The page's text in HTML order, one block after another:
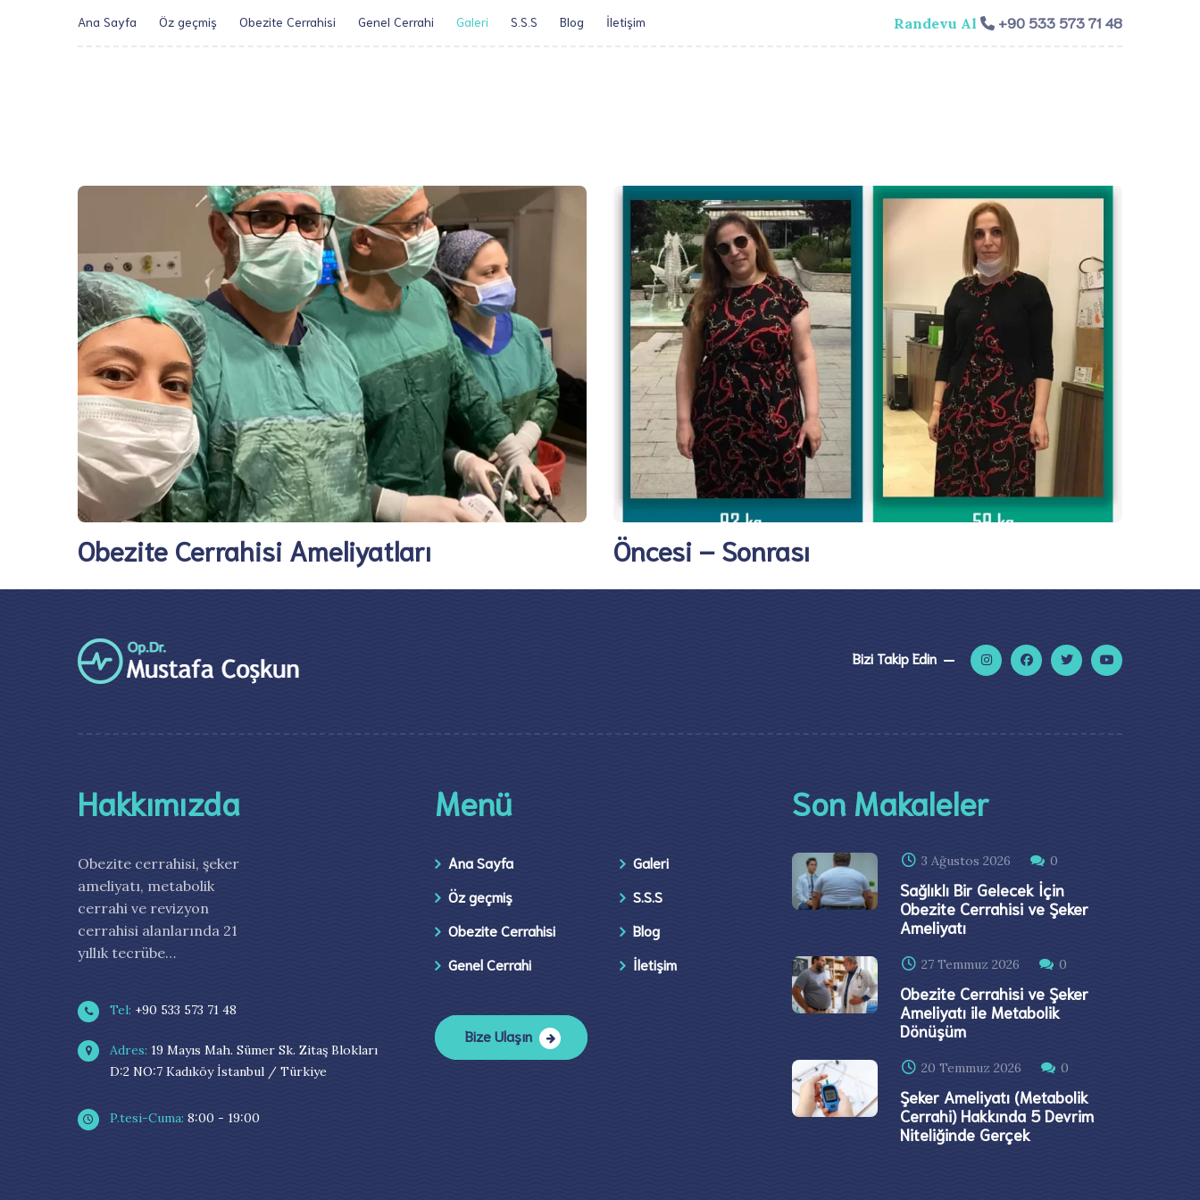
Ana Sayfa Öz geçmiş Obezite Cerrahisi Genel Cerrahi Galeri S.S.S Blog İletişim​ Randevu Al +90 533 573 71 48
Obezite Cerrahisi Ameliyatları Öncesi – Sonrası
Bizi Takip Edin
Hakkımızda
Obezite cerrahisi, şeker
ameliyatı, metabolik
cerrahi ve revizyon
cerrahisi alanlarında 21
yıllık tecrübe…
Tel: +90 533 573 71 48
Adres: 19 Mayıs Mah. Sümer Sk. Zitaş Blokları
D:2 NO:7 Kadıköy İstanbul / Türkiye
P.tesi-Cuma: 8:00 - 19:00
Menü
Ana Sayfa
Öz geçmiş
Obezite Cerrahisi
Genel Cerrahi
Galeri
S.S.S
Blog
İletişim​
Bize Ulaşın
Son Makaleler
3 Ağustos 2026 0
Sağlıklı Bir Gelecek İçin
Obezite Cerrahisi ve Şeker
Ameliyatı
27 Temmuz 2026 0
Obezite Cerrahisi ve Şeker
Ameliyatı ile Metabolik
Dönüşüm
20 Temmuz 2026 0
Şeker Ameliyatı (Metabolik
Cerrahi) Hakkında 5 Devrim
Niteliğinde Gerçek